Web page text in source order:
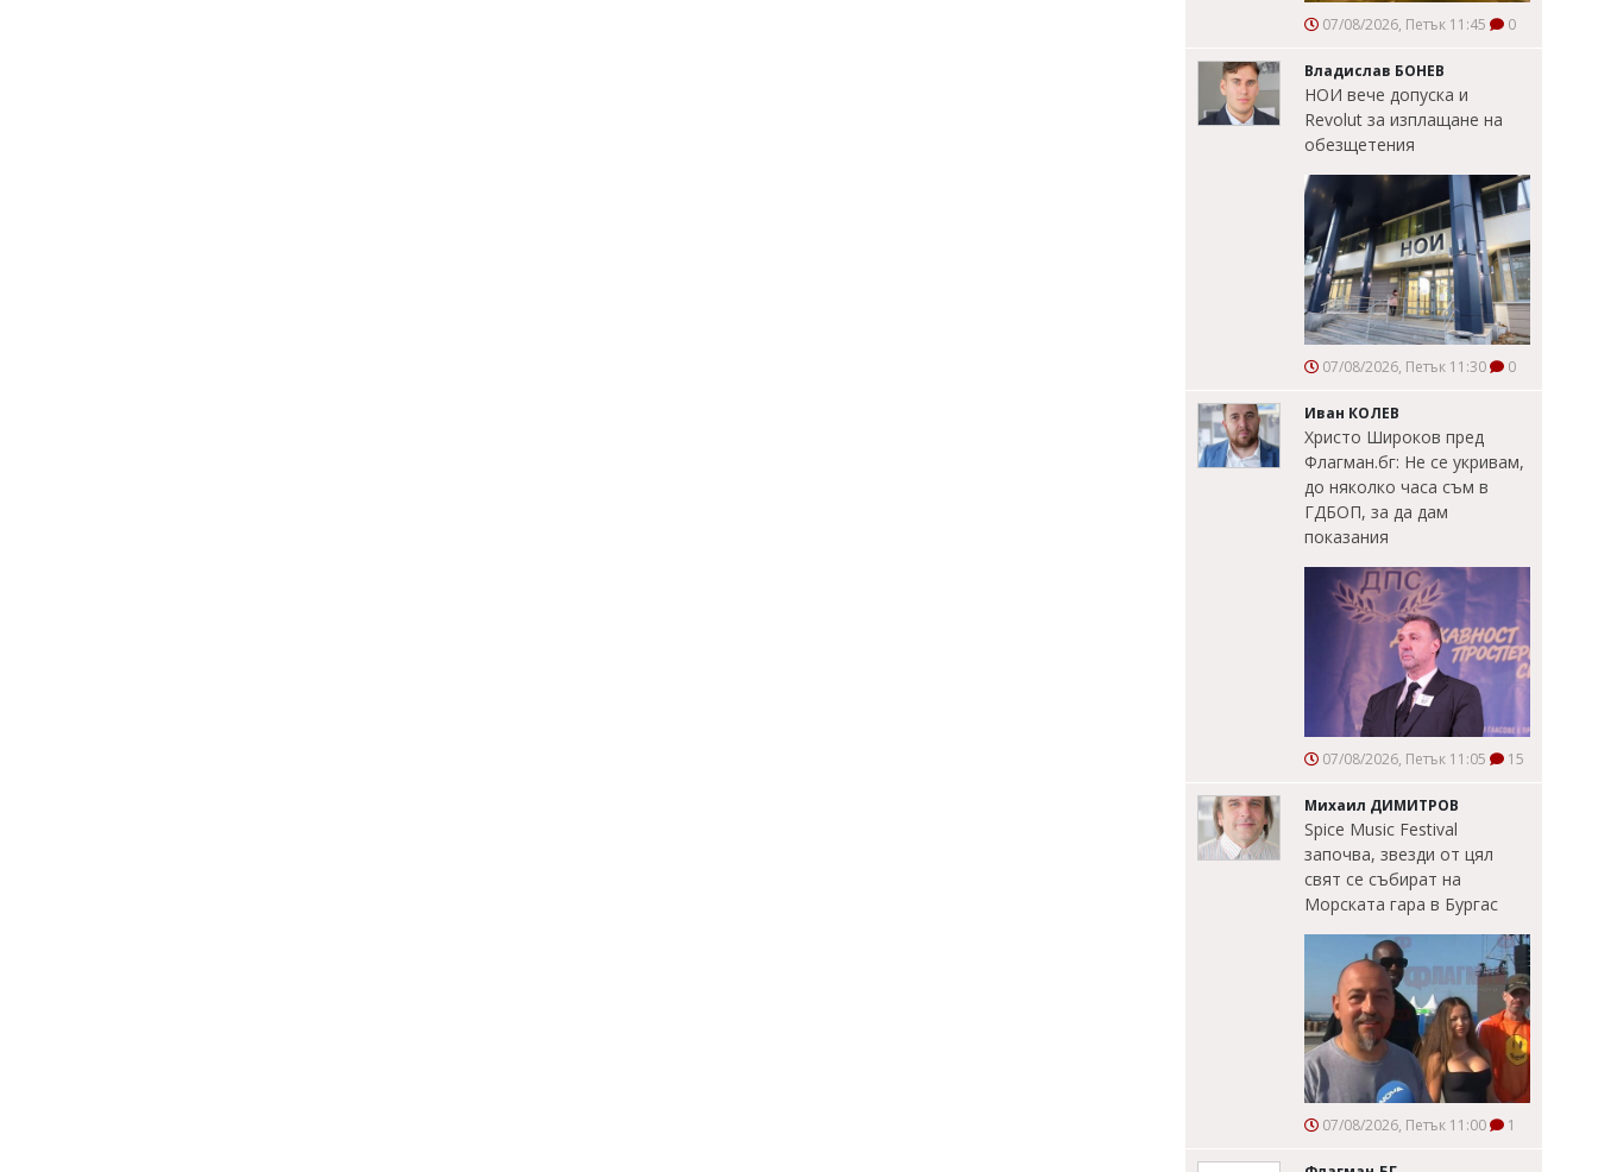
07/08/2026, Петък 11:45 0
Владислав БОНЕВ
НОИ вече допуска и
Revolut за изплащане на
обезщетения
07/08/2026, Петък 11:30 0
Иван КОЛЕВ
Христо Широков пред
Флагман.бг: Не се укривам,
до няколко часа съм в
ГДБОП, за да дам
показания
07/08/2026, Петък 11:05 15
Михаил ДИМИТРОВ
Spice Music Festival
започва, звезди от цял
свят се събират на
Морската гара в Бургас
07/08/2026, Петък 11:00 1